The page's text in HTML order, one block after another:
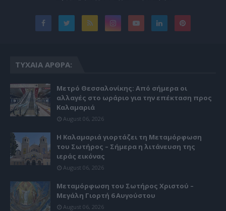
ΤΥΧΑΊΑ ΆΡΘΡΑ:
Μετρό Θεσσαλονίκης: Από σήμερα οι
αλλαγές στο ωράριο για την επέκταση προς
Καλαμαριά
August 06, 2026
Η Καλαμαριά γιορτάζει τη Μεταμόρφωση
του Σωτήρος – Σήμερα η λιτάνευση της
ιεράς εικόνας
August 06, 2026
Μεταμόρφωση του Σωτήρος Χριστού –
Μεγάλη Γιορτή 6 Αυγούστου
August 06, 2026